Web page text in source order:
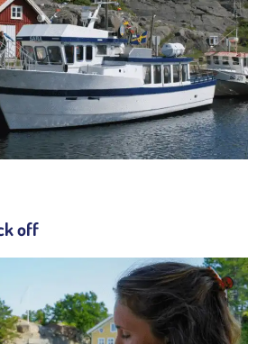
off